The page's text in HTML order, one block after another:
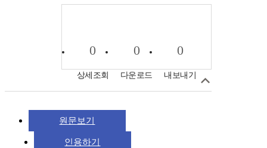
0
상세조회
0
다운로드
0
내보내기
원문보기
인용하기